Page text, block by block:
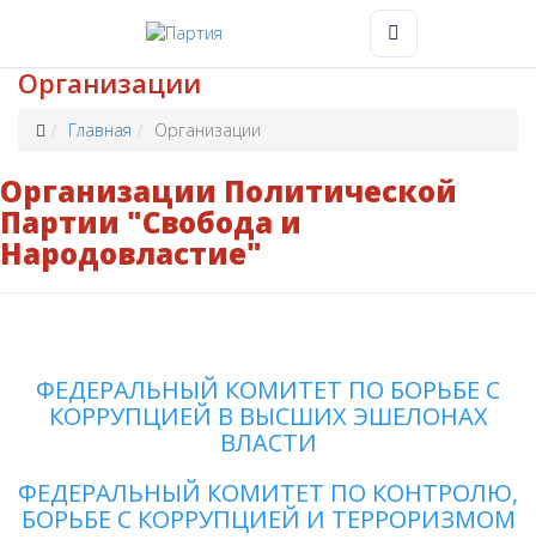
Организации
Главная Организации
Организации Политической
Партии "Свобода и
Народовластие"
ФЕДЕРАЛЬНЫЙ КОМИТЕТ ПО БОРЬБЕ С
КОРРУПЦИЕЙ В ВЫСШИХ ЭШЕЛОНАХ
ВЛАСТИ
ФЕДЕРАЛЬНЫЙ КОМИТЕТ ПО КОНТРОЛЮ,
БОРЬБЕ С КОРРУПЦИЕЙ И ТЕРРОРИЗМОМ